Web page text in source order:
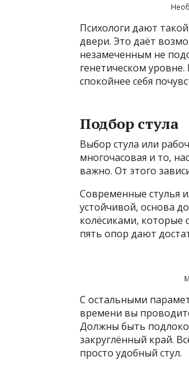
Психологи дают
двери. Это даёт
незамеченным не
генетическом
спокойнее себя
Подбор стула
Выбор стула или
многочасовая и то,
важно. От этого
Современные стулья
устойчивой, основа
колёсиками, которые
пять опор дают
С остальными
времени вы
Должны быть
закруглённый край.
просто удобный стул.